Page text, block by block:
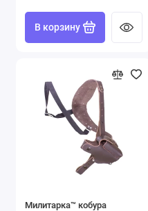
В корзину
Милитарка™ кобура